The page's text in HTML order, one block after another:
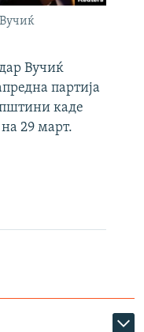
Вучиќ
партија
каде
29 март.